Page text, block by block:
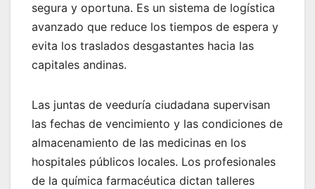
segura y oportuna. Es un sistema de logística
avanzado que reduce los tiempos de espera y
evita los traslados desgastantes hacia las
capitales andinas.
Las juntas de veeduría ciudadana supervisan
las fechas de vencimiento y las condiciones de
almacenamiento de las medicinas en los
hospitales públicos locales. Los profesionales
de la química farmacéutica dictan talleres